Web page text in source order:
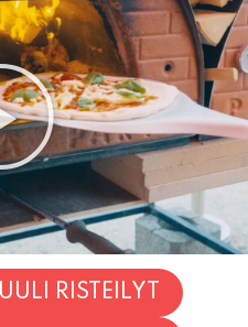
RISTEILYT